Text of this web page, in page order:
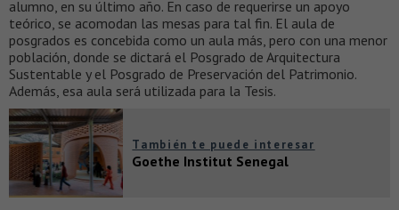
alumno, en su último año. En caso de requerirse un apoyo
teórico, se acomodan las mesas para tal fin. El aula de
posgrados es concebida como un aula más, pero con una menor
población, donde se dictará el Posgrado de Arquitectura
Sustentable y el Posgrado de Preservación del Patrimonio.
Además, esa aula será utilizada para la Tesis.
También te puede interesar
Goethe Institut Senegal